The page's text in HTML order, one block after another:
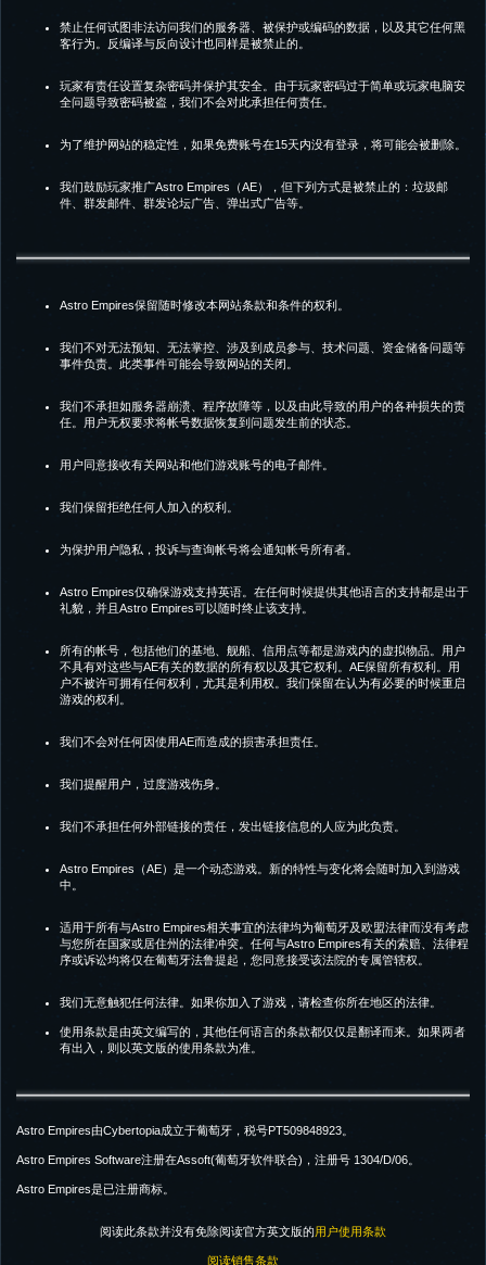
禁止任何试图非法访问我们的服务器、被保护或编码的数据，以及其它任何黑
客行为。反编译与反向设计也同样是被禁止的。
玩家有责任设置复杂密码并保护其安全。由于玩家密码过于简单或玩家电脑安
全问题导致密码被盗，我们不会对此承担任何责任。
为了维护网站的稳定性，如果免费账号在15天内没有登录，将可能会被删除。
我们鼓励玩家推广Astro Empires（AE），但下列方式是被禁止的：垃圾邮
件、群发邮件、群发论坛广告、弹出式广告等。
Astro Empires保留随时修改本网站条款和条件的权利。
我们不对无法预知、无法掌控、涉及到成员参与、技术问题、资金储备问题等
事件负责。此类事件可能会导致网站的关闭。
我们不承担如服务器崩溃、程序故障等，以及由此导致的用户的各种损失的责
任。用户无权要求将帐号数据恢复到问题发生前的状态。
用户同意接收有关网站和他们游戏账号的电子邮件。
我们保留拒绝任何人加入的权利。
为保护用户隐私，投诉与查询帐号将会通知帐号所有者。
Astro Empires仅确保游戏支持英语。在任何时候提供其他语言的支持都是出于
礼貌，并且Astro Empires可以随时终止该支持。
所有的帐号，包括他们的基地、舰船、信用点等都是游戏内的虚拟物品。用户
不具有对这些与AE有关的数据的所有权以及其它权利。AE保留所有权利。用
户不被许可拥有任何权利，尤其是利用权。我们保留在认为有必要的时候重启
游戏的权利。
我们不会对任何因使用AE而造成的损害承担责任。
我们提醒用户，过度游戏伤身。
我们不承担任何外部链接的责任，发出链接信息的人应为此负责。
Astro Empires（AE）是一个动态游戏。新的特性与变化将会随时加入到游戏
中。
适用于所有与Astro Empires相关事宜的法律均为葡萄牙及欧盟法律而没有考虑
与您所在国家或居住州的法律冲突。任何与Astro Empires有关的索赔、法律程
序或诉讼均将仅在葡萄牙法鲁提起，您同意接受该法院的专属管辖权。
我们无意触犯任何法律。如果你加入了游戏，请检查你所在地区的法律。
使用条款是由英文编写的，其他任何语言的条款都仅仅是翻译而来。如果两者
有出入，则以英文版的使用条款为准。
Astro Empires由Cybertopia成立于葡萄牙，税号PT509848923。
Astro Empires Software注册在Assoft(葡萄牙软件联合)，注册号 1304/D/06。
Astro Empires是已注册商标。
阅读此条款并没有免除阅读官方英文版的用户使用条款
阅读销售条款